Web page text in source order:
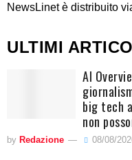
NewsLinet è distribuito
ULTIMI
AI
big tech
non
by Redazione 08/08/